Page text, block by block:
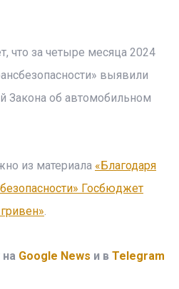
что за четыре месяца 2024
выявили
Закона об автомобильном
из материала «Благодаря
Госбюджет
.
Google News и в Telegram